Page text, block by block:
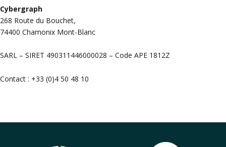
Cybergraph
268 Route du Bouchet,
74400 Chamonix Mont-Blanc
SARL – SIRET 490311446000028 – Code APE 1812Z
Contact : +33 (0)4 50 48 10